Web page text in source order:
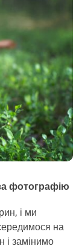
фотографію
і ми
на
і замінимо